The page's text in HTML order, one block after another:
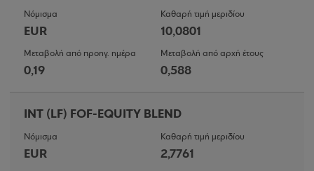
Νόμισμα
EUR
Καθαρή τιμή μεριδίου
10,0801
Μεταβολή από προηγ. ημέρα
0,19
Μεταβολή από αρχή έτους
0,588
INT (LF) FOF-EQUITY BLEND
Νόμισμα
EUR
Καθαρή τιμή μεριδίου
2,7761